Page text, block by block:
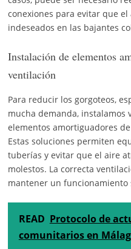
conexiones para evitar que
indeseados en las bajantes
Instalación de elementos
ventilación
Para reducir los gorgoteos,
mucha demanda, instalamos
elementos amortiguadores
Estas soluciones permiten
tuberías y evitar que el aire
molestos. La correcta
mantener un funcionamiento
READ Protocolo de
comunitarios en